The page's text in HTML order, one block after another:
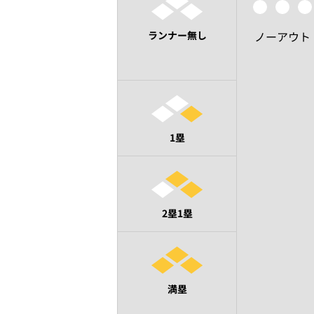
ランナー無し ノーアウト
1塁
2塁1塁
満塁